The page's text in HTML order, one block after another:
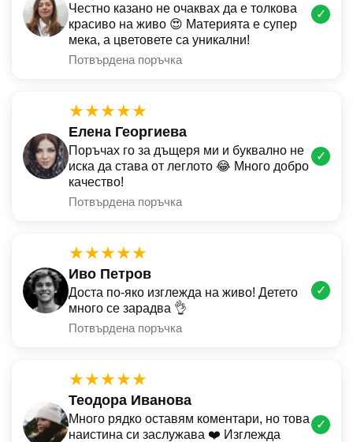
Честно казано не очаквах да е толкова
красиво на живо 😍 Материята е супер
мека, а цветовете са уникални!
Потвърдена поръчка
✓
★★★★★
Елена Георгиева
Поръчах го за дъщеря ми и буквално не
иска да става от леглото 😂 Много добро
качество!
Потвърдена поръчка
✓
★★★★★
Иво Петров
Доста по-яко изглежда на живо! Детето
много се зарадва 👌
Потвърдена поръчка
✓
★★★★★
Теодора Иванова
Много рядко оставям коментари, но това
наистина си заслужава ❤️ Изглежда
✓